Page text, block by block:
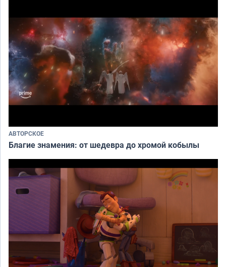
АВТОРСКОЕ
Благие знамения: от шедевра до хромой кобылы